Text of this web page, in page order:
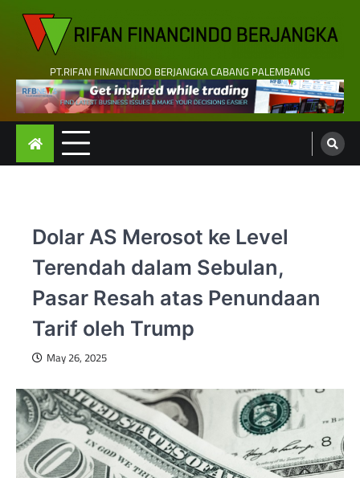
content
PT.RIFAN FINANCINDO BERJANGKA CABANG PALEMBANG
Dolar AS Merosot ke Level
Terendah dalam Sebulan,
Pasar Resah atas Penundaan
Tarif oleh Trump
May 26, 2025